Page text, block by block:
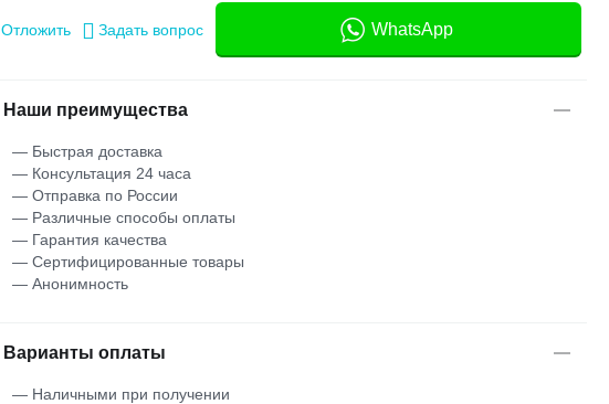
Отложить Задать вопрос WhatsApp
Наши преимущества
— Быстрая доставка
— Консультация 24 часа
— Отправка по России
— Различные способы оплаты
— Гарантия качества
— Сертифицированные товары
— Анонимность
Варианты оплаты
— Наличными при получении